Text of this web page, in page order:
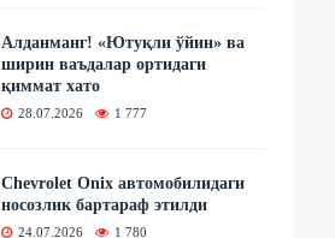
Алданманг! «Ютуқли ўйин» ва
ширин ваъдалар ортидаги
қиммат хато
28.07.2026 1 777
Chevrolet Onix автомобилидаги
носозлик бартараф этилди
24.07.2026 1 780